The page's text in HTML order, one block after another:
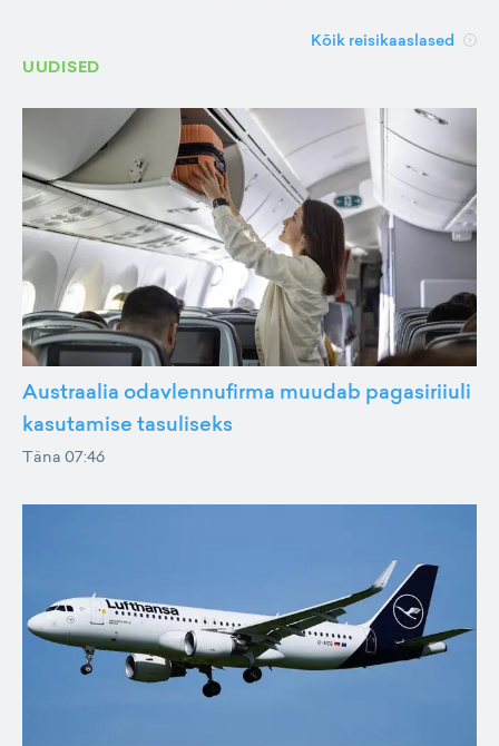
Kõik reisikaaslased
UUDISED
Austraalia odavlennufirma muudab pagasiriiuli
kasutamise tasuliseks
Täna 07:46